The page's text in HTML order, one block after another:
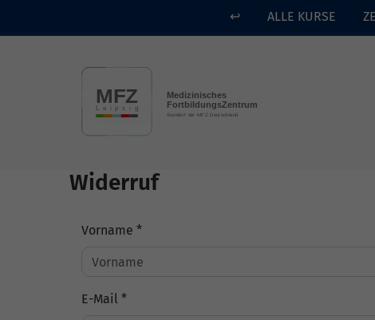
Skip to main content
↩ ALLE KURSE
Widerruf
Vorname *
E-Mail *